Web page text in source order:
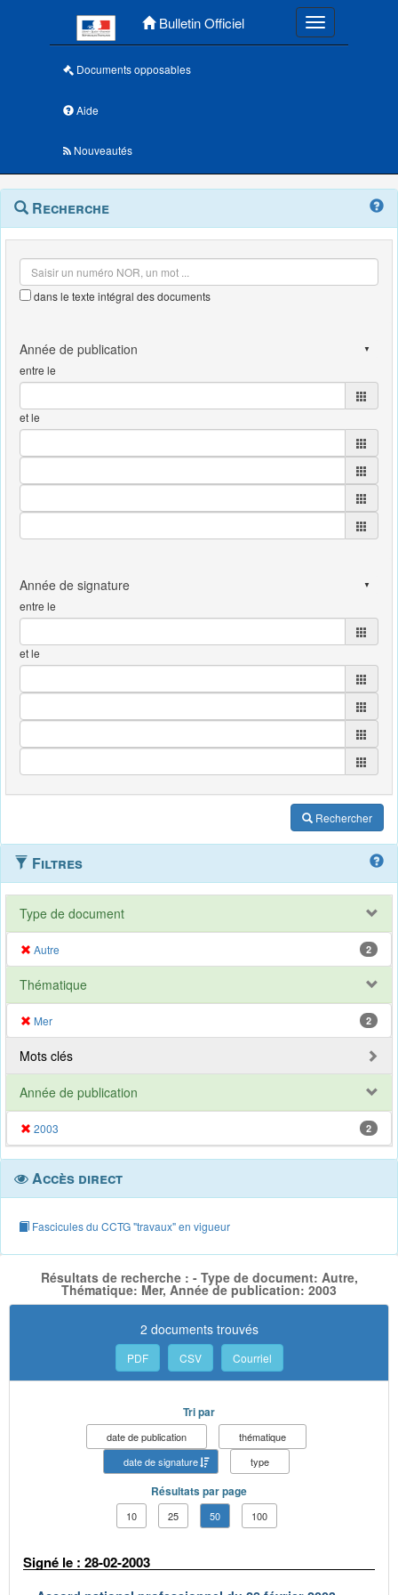
Bulletin Officiel Toggle
Documents opposables
Aide
Nouveautés
Navigation
outils
Menu
contextuel
Recherche
dans le texte intégral des documents
entre le
et le
entre le
et le
Rechercher
Filtres
Type de document
Autre 2
Thématique
Mer 2
Mots clés
Année de publication
2003 2
Accès direct
Fascicules du CCTG "travaux" en vigueur
Résultats de recherche : - Type de document: Autre,
Thématique: Mer, Année de publication: 2003
2 documents trouvés
PDF CSV Courriel
Tri par
date de publication
thématique
date de signature
type
Résultats par page
10 25 50 100
Signé le : 28-02-2003